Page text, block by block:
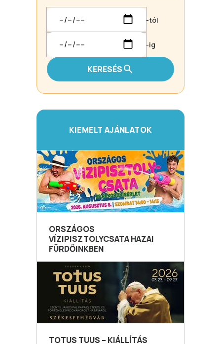
-tól
-ig
KERESÉS
KIEMELT AJÁNLATOK
ORSZÁGOS
VÍZIPISZTOLYCSATA HAZAI
FÜRDŐINKBEN
TOTUS TUUS – KIÁLLÍTÁS